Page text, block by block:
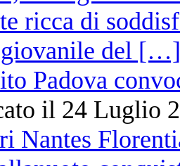
Padova
il 24 Luglio